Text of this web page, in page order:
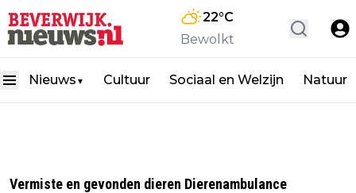
22°C
Bewolkt
Nieuws ▼ Cultuur Sociaal en Welzijn Natuur
Vermiste en gevonden dieren Dierenambulance